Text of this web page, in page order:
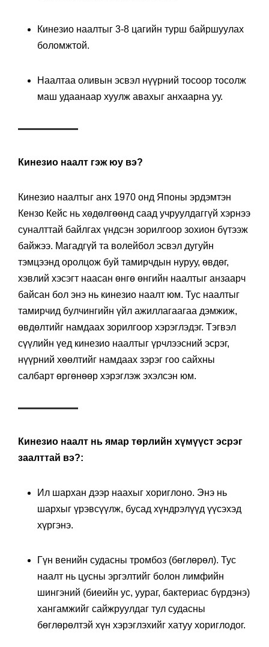
Кинезио наалтыг 3-8 цагийн турш байршуулах
боломжтой.
Наалтаа оливын эсвэл нүүрний тосоор тосолж
маш удаанаар хуулж авахыг анхаарна уу.
Кинезио наалт гэж юу вэ?
Кинезио наалтыг анх 1970 онд Японы эрдэмтэн
Кензо Кейс нь хөдөлгөөнд саад учруулдаггүй хэрнээ
суналттай байлгах үндсэн зорилгоор зохион бүтээж
байжээ. Магадгүй та волейбол эсвэл дугуйн
тэмцээнд оролцож буй тамирчдын нуруу, өвдөг,
хэвлий хэсэгт наасан өнгө өнгийн наалтыг анзаарч
байсан бол энэ нь кинезио наалт юм. Тус наалтыг
тамирчид булчингийн үйл ажиллагаагаа дэмжиж,
өвдөлтийг намдаах зорилгоор хэрэглэдэг. Тэгвэл
сүүлийн үед кинезио наалтыг үрчлээсний эсрэг,
нүүрний хөөлтийг намдаах зэрэг гоо сайхны
салбарт өргөнөөр хэрэглэж эхэлсэн юм.
Кинезио наалт нь ямар төрлийн хүмүүст эсрэг
заалттай вэ?:
Ил шархан дээр наахыг хориглоно. Энэ нь
шархыг үрэвсүүлж, бусад хүндрэлүүд үүсэхэд
хүргэнэ.
Гүн венийн судасны тромбоз (бөглөрөл). Тус
наалт нь цусны эргэлтийг болон лимфийн
шингэний (биеийн ус, уураг, бактериас бүрдэнэ)
хангамжийг сайжруулдаг тул судасны
бөглөрөлтэй хүн хэрэглэхийг хатуу хориглодог.